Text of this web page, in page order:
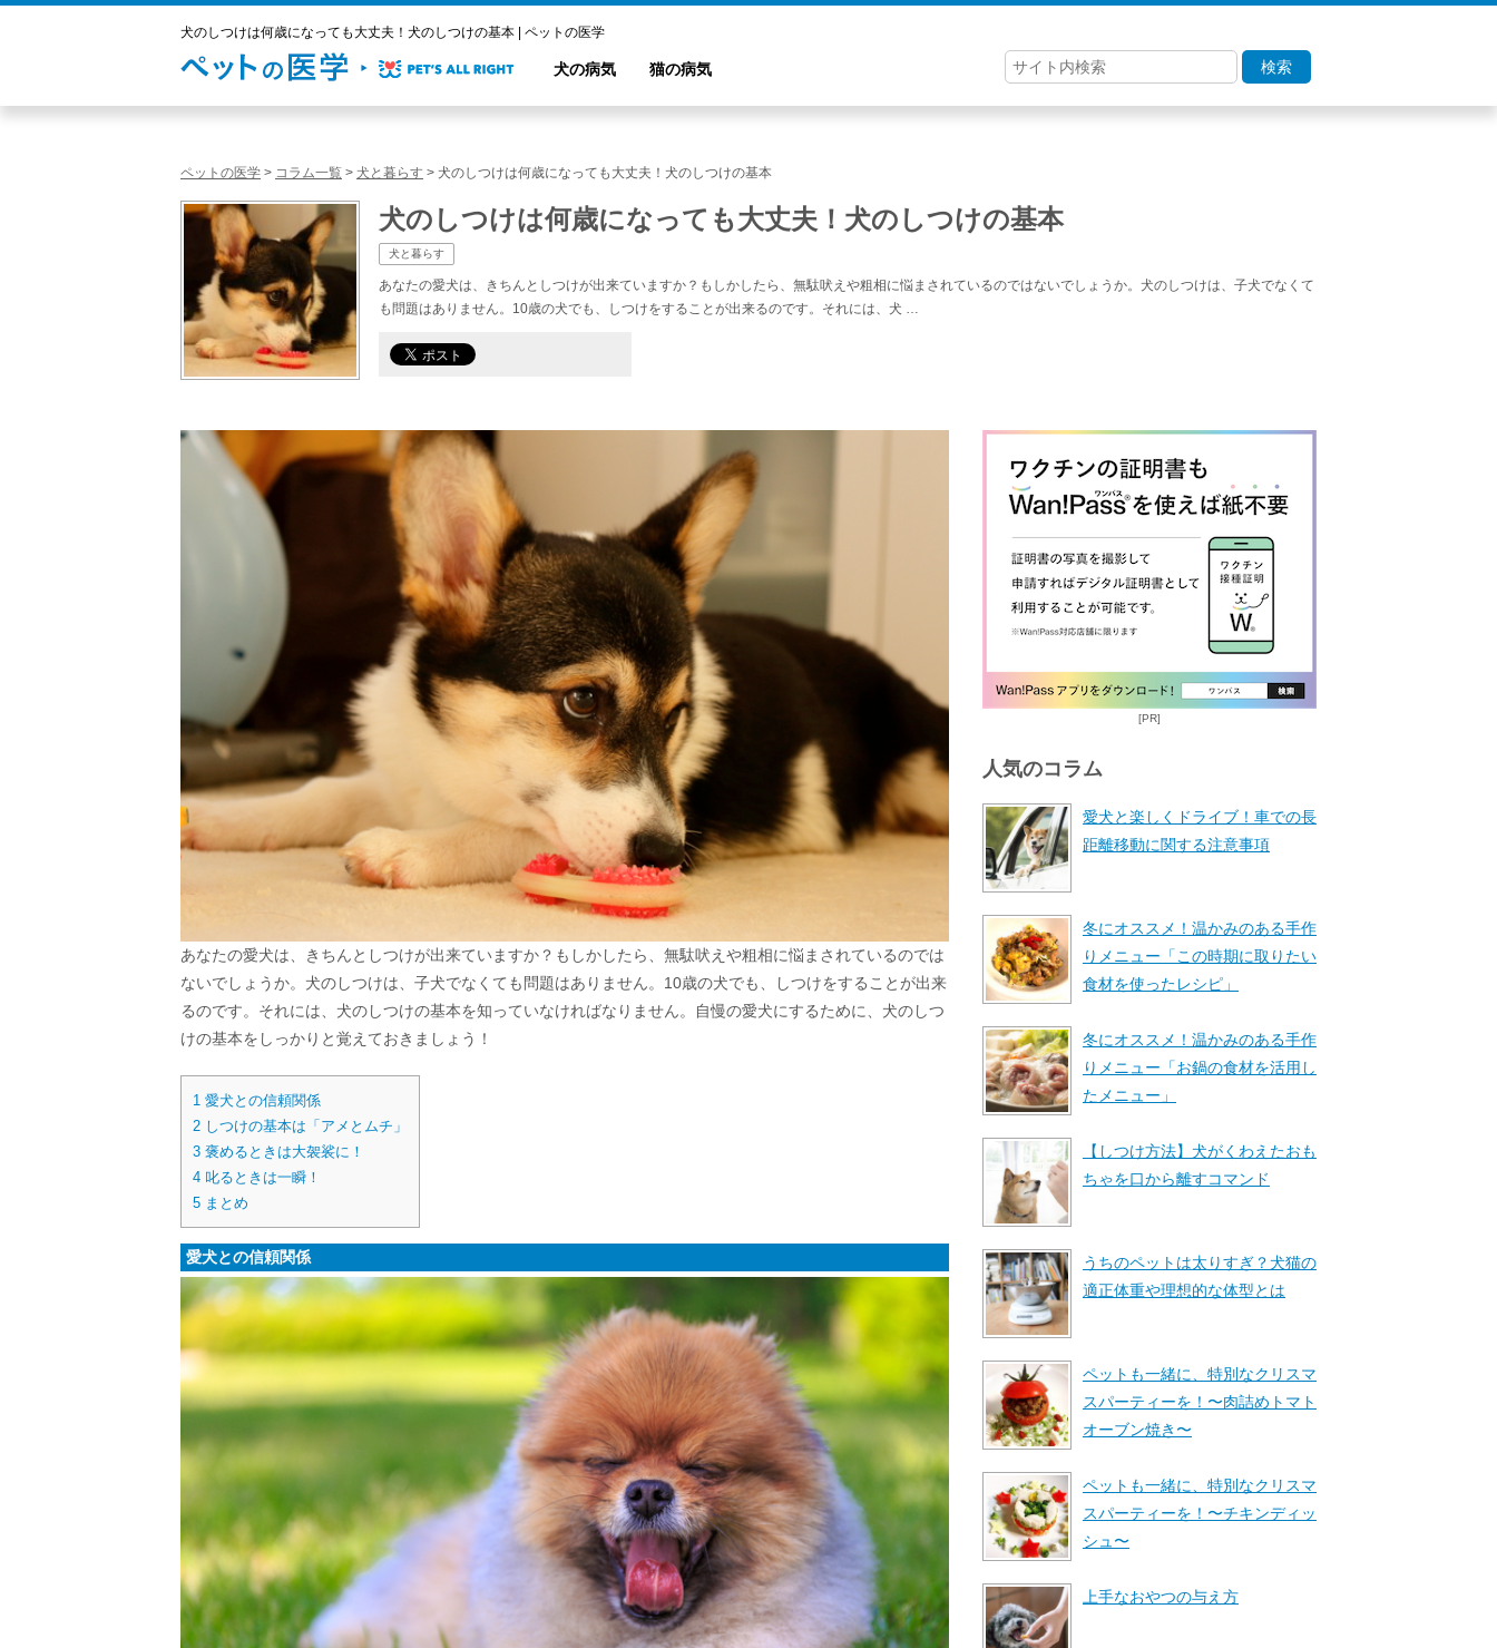
犬のしつけは何歳になっても大丈夫！犬のしつけの基本 | ペットの医学
犬の病気 猫の病気 検索
ペットの医学 > コラム一覧 > 犬と暮らす > 犬のしつけは何歳になっても大丈夫！犬のしつけの基本
犬のしつけは何歳になっても大丈夫！犬のしつけの基本
犬と暮らす
あなたの愛犬は、きちんとしつけが出来ていますか？もしかしたら、無駄吠えや粗相に悩まされているのではないでしょうか。犬のしつけは、子犬でなくて
も問題はありません。10歳の犬でも、しつけをすることが出来るのです。それには、犬 …
あなたの愛犬は、きちんとしつけが出来ていますか？もしかしたら、無駄吠えや粗相に悩まされているのでは
ないでしょうか。犬のしつけは、子犬でなくても問題はありません。10歳の犬でも、しつけをすることが出来
るのです。それには、犬のしつけの基本を知っていなければなりません。自慢の愛犬にするために、犬のしつ
けの基本をしっかりと覚えておきましょう！
1 愛犬との信頼関係
2 しつけの基本は「アメとムチ」
3 褒めるときは大袈裟に！
4 叱るときは一瞬！
5 まとめ
愛犬との信頼関係
[PR]
人気のコラム
愛犬と楽しくドライブ！車での長
距離移動に関する注意事項
冬にオススメ！温かみのある手作
りメニュー「この時期に取りたい
食材を使ったレシピ」
冬にオススメ！温かみのある手作
りメニュー「お鍋の食材を活用し
たメニュー」
【しつけ方法】犬がくわえたおも
ちゃを口から離すコマンド
うちのペットは太りすぎ？犬猫の
適正体重や理想的な体型とは
ペットも一緒に、特別なクリスマ
スパーティーを！〜肉詰めトマト
オーブン焼き〜
ペットも一緒に、特別なクリスマ
スパーティーを！〜チキンディッ
シュ〜
上手なおやつの与え方